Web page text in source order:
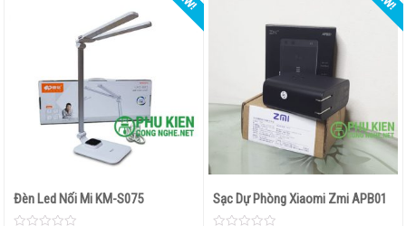
USB – THẺ NHỚ
CAMERA GIÁM SÁT
Đèn Led Nối Mi KM-S075 Sạc Dự Phòng Xiaomi Zmi APB01